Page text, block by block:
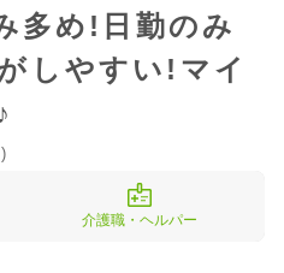
多め!日勤のみ
しやすい!マイ
介護職・ヘルパー